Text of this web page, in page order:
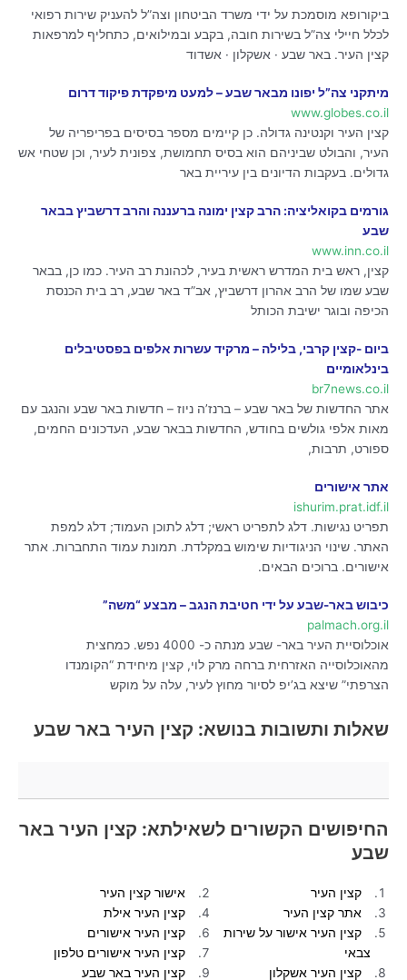
ביקורופא מוסמכת על ידי משרד הביטחון וצה”ל להעניק שירות רפואי
לכלל חיילי צה”ל בשירות חובה, בקבע ובמילואים, כתחליף למרפאות
קצין העיר. באר שבע · אשקלון · אשדוד
מיתקני צה”ל יפונו מבאר שבע – למעט מיפקדת פיקוד דרום
www.globes.co.il
קצין העיר וקנטינה גדולה. כן קיימים מספר בסיסים בפריפריה של
העיר, והבולט שביניהם הוא בסיס תחמושת, צפונית לעיר, וכן שטחי אש
גדולים. בעקבות הדיונים בין עיריית באר
גורמים בקואליציה: הרב קצין ימונה ברעננה והרב דרשביץ בבאר
שבע
www.inn.co.il
קצין, ראש בית המדרש ראשית בעיר, לכהונת רב העיר. כמו כן, בבאר
שבע שמו של הרב אהרון דרשביץ, אב”ד באר שבע, רב בית הכנסת
הכיפה ובוגר ישיבת הכותל
ביום -קצין קרבי, בלילה – מרקיד עשרות אלפים בפסטיבלים
בינלאומיים
br7news.co.il
אתר החדשות של באר שבע – ברנז’ה ניוז – חדשות באר שבע והנגב עם
מאות אלפי גולשים בחודש, החדשות בבאר שבע, העדכונים החמים,
ספורט, תרבות,
אתר אישורים
ishurim.prat.idf.il
תפריט נגישות. דלג לתפריט ראשי; דלג לתוכן העמוד; דלג למפת
האתר. שינוי הניגודיות שימוש במקלדת. תמונת עמוד התחברות. אתר
אישורים. ברוכים הבאים.
כיבוש באר-שבע על ידי חטיבת הנגב – מבצע “משה”
palmach.org.il
אוכלוסיית העיר באר- שבע מנתה כ- 4000 נפש. כמחצית
מהאוכלוסייה האזרחית ברחה מרק לוי, קצין מיחידת “הקומנדו
הצרפתי” שיצא בג’יפ לסיור מחוץ לעיר, עלה על מוקש
שאלות ותשובות בנושא: קצין העיר באר שבע
החיפושים הקשורים לשאילתא: קצין העיר באר
שבע
קצין העיר
אישור קצין העיר
אתר קצין העיר
קצין העיר אילת
קצין העיר אישור על שירות
צבאי
קצין העיר אישורים
קצין העיר אישורים טלפון
קצין העיר אשקלון
קצין העיר באר שבע